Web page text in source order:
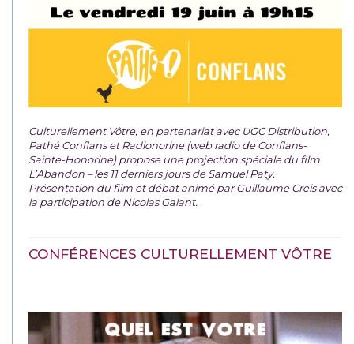
Culturellement Vôtre, en partenariat avec UGC Distribution,
Pathé Conflans et Radionorine (web radio de Conflans-
Sainte-Honorine) propose une projection spéciale du film
L’Abandon – les 11 derniers jours de Samuel Paty.
Présentation du film et débat animé par Guillaume Creis avec
la participation de Nicolas Galant.
CONFÉRENCES CULTURELLEMENT VÔTRE